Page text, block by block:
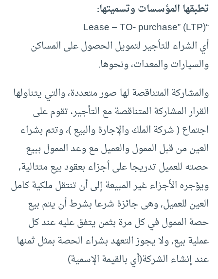
تطبقها المؤسسات وتسميتها:
“Lease – TO- purchase” (LTP)
أي الشراء للتأجير لتمويل الحصول على المساكن
والسيارات والمعدات، ونحوها.
والمشاركة المتناقصة لها صور متعددة، والتي يتناولها
القرار المشاركة المتناقصة مع التأجير، تقوم على
اجتماع ( شركة الملك والإجارة والبيع )، وتتم بشراء
العين من قبل الممول والعميل مع وعد الممول ببيع
حصته للعميل تدريجا على أجزاء بعقود بيع متتالية,
ويؤجره الأجزاء غير المبيعة إلى أن تنتقل ملكية كامل
العين للعميل, وهى جائزة شرعا بشرط أن يتم بيع
حصة الممول في كل مرة بثمن يتفق عليه عند كل
عملية بيع, ولا يجوز التعهد بشراء الحصة بمثل ثمنها
عند إنشاء الشركة(أي بالقيمة الإسمية)